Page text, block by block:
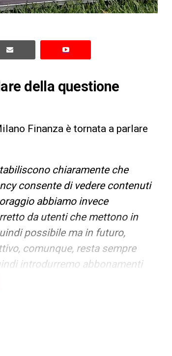
della questione
Finanza è tornata a parlare
chiaramente che
consente di vedere contenuti
abbiamo invece
da utenti che mettono in
possibile ma in futuro,
comunque, resta sempre
introdurremo abbonamenti
forme di sottoscrizione